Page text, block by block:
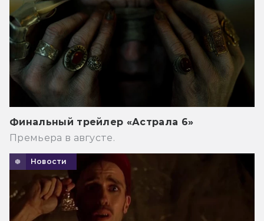
Финальный трейлер «Астрала 6»
Премьера в августе.
Новости